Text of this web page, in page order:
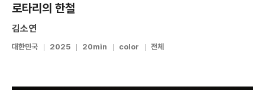
로타리의 한철
김소연
대한민국 2025 20min color 전체